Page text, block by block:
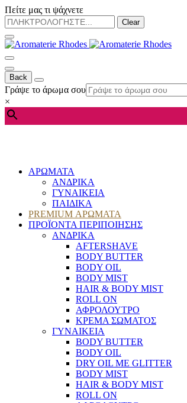
Πείτε μας τι ψάχνετε
Clear
Back
Γράψε το άρωμα σου
×
ΑΡΩΜΑΤΑ
ΑΝΔΡΙΚΑ
ΓΥΝΑΙΚΕΙΑ
ΠΑΙΔΙΚΑ
PREMIUM ΑΡΩΜΑΤΑ
ΠΡΟΪΟΝΤΑ ΠΕΡΙΠΟΙΗΣΗΣ
ΑΝΔΡΙΚΑ
AFTERSHAVE
BODY BUTTER
BODY OIL
BODY MIST
HAIR & BODY MIST
ROLL ON
ΑΦΡΟΛΟΥΤΡΟ
ΚΡΕΜΑ ΣΩΜΑΤΟΣ
ΓΥΝΑΙΚΕΙΑ
BODY BUTTER
BODY OIL
DRY OIL ΜΕ GLITTER
BODY MIST
HAIR & BODY MIST
ROLL ON